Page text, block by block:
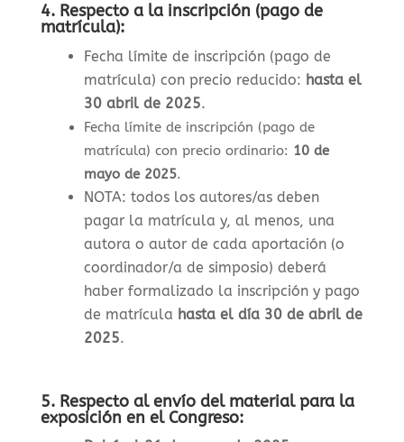
4. Respecto a la inscripción (pago de
matrícula):
Fecha límite de inscripción (pago de
matrícula) con precio reducido: hasta el
30 abril de 2025.
Fecha límite de inscripción (pago de
matrícula) con precio ordinario: 10 de
mayo de 2025.
NOTA: todos los autores/as deben
pagar la matrícula y, al menos, una
autora o autor de cada aportación (o
coordinador/a de simposio) deberá
haber formalizado la inscripción y pago
de matrícula hasta el día 30 de abril de
2025.
5. Respecto al envío del material para la
exposición en el Congreso: